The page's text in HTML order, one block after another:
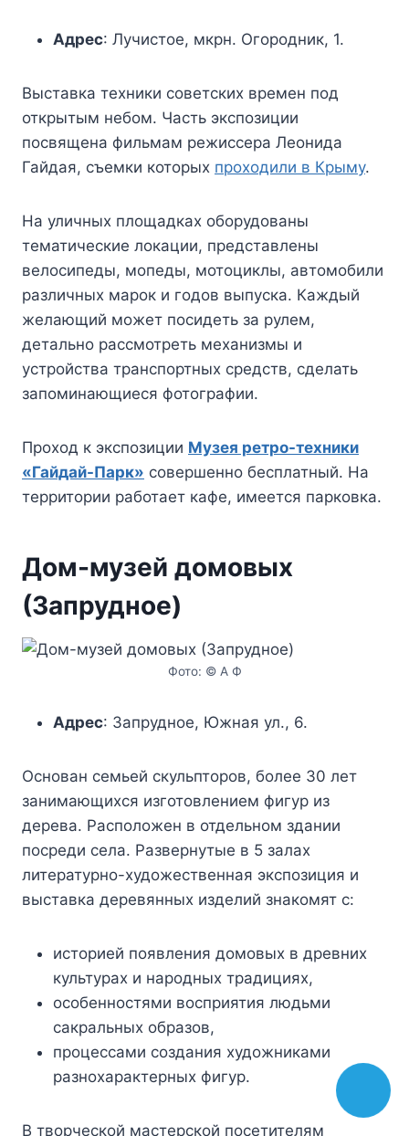
Адрес: Лучистое, мкрн. Огородник, 1.
Выставка техники советских времен под
открытым небом. Часть экспозиции
посвящена фильмам режиссера Леонида
Гайдая, съемки которых проходили в Крыму.
На уличных площадках оборудованы
тематические локации, представлены
велосипеды, мопеды, мотоциклы, автомобили
различных марок и годов выпуска. Каждый
желающий может посидеть за рулем,
детально рассмотреть механизмы и
устройства транспортных средств, сделать
запоминающиеся фотографии.
Проход к экспозиции Музея ретро-техники
«Гайдай-Парк» совершенно бесплатный. На
территории работает кафе, имеется парковка.
Дом-музей домовых
(Запрудное)
Фото: © А Ф
Адрес: Запрудное, Южная ул., 6.
Основан семьей скульпторов, более 30 лет
занимающихся изготовлением фигур из
дерева. Расположен в отдельном здании
посреди села. Развернутые в 5 залах
литературно-художественная экспозиция и
выставка деревянных изделий знакомят с:
историей появления домовых в древних
культурах и народных традициях,
особенностями восприятия людьми
сакральных образов,
процессами создания художниками
разнохарактерных фигур.
В творческой мастерской посетителям